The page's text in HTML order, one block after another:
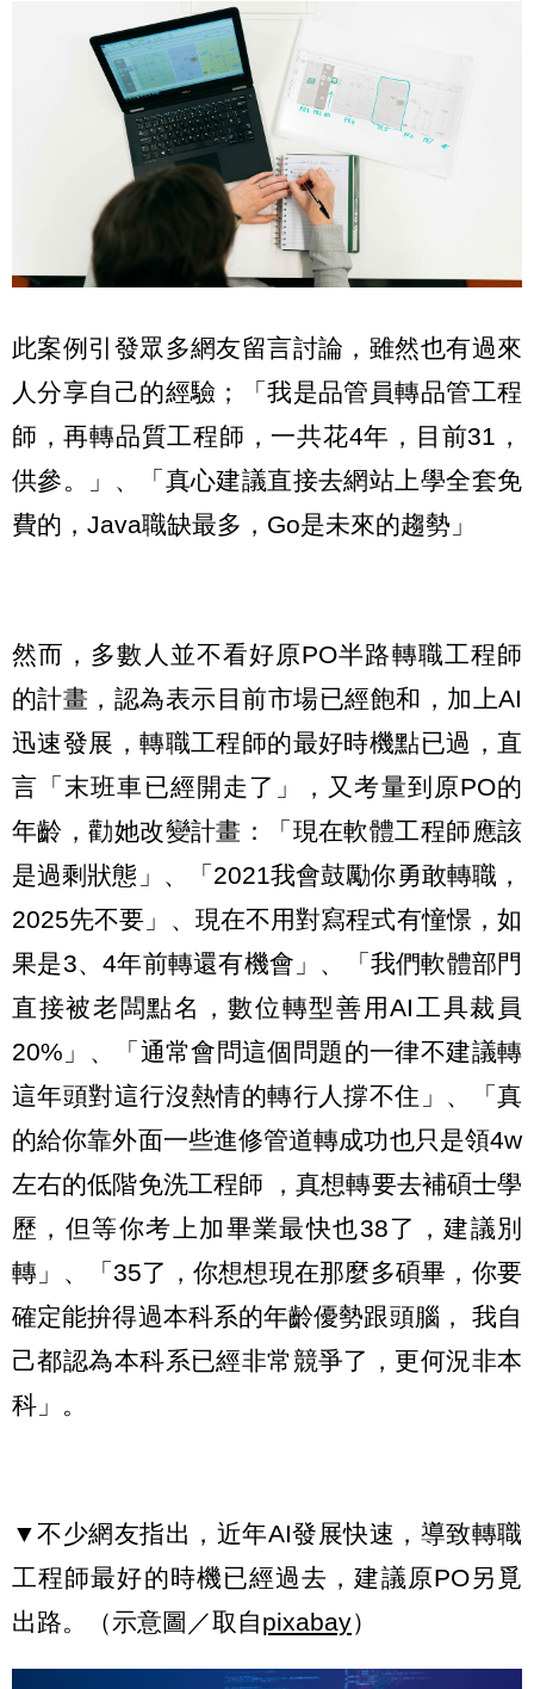
此案例引發眾多網友留言討論，雖然也有過來
人分享自己的經驗；「我是品管員轉品管工程
師，再轉品質工程師，一共花4年，目前31，
供參。」、「真心建議直接去網站上學全套免
費的，Java職缺最多，Go是未來的趨勢」
然而，多數人並不看好原PO半路轉職工程師
的計畫，認為表示目前市場已經飽和，加上AI
迅速發展，轉職工程師的最好時機點已過，直
言「末班車已經開走了」，又考量到原PO的
年齡，勸她改變計畫：「現在軟體工程師應該
是過剩狀態」、「2021我會鼓勵你勇敢轉職，
2025先不要」、現在不用對寫程式有憧憬，如
果是3、4年前轉還有機會」、「我們軟體部門
直接被老闆點名，數位轉型善用AI工具裁員
20%」、「通常會問這個問題的一律不建議轉
這年頭對這行沒熱情的轉行人撐不住」、「真
的給你靠外面一些進修管道轉成功也只是領4w
左右的低階免洗工程師 ，真想轉要去補碩士學
歷，但等你考上加畢業最快也38了，建議別
轉」、「35了，你想想現在那麼多碩畢，你要
確定能拚得過本科系的年齡優勢跟頭腦， 我自
己都認為本科系已經非常競爭了，更何況非本
科」。
▼不少網友指出，近年AI發展快速，導致轉職
工程師最好的時機已經過去，建議原PO另覓
出路。（示意圖／取自pixabay）